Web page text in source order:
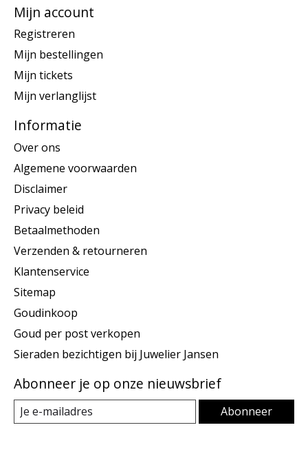
Mijn account
Registreren
Mijn bestellingen
Mijn tickets
Mijn verlanglijst
Informatie
Over ons
Algemene voorwaarden
Disclaimer
Privacy beleid
Betaalmethoden
Verzenden & retourneren
Klantenservice
Sitemap
Goudinkoop
Goud per post verkopen
Sieraden bezichtigen bij Juwelier Jansen
Abonneer je op onze nieuwsbrief
Abonneer